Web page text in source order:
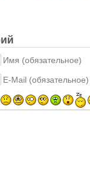
Имя (обязательное)
E-Mail (обязательное)